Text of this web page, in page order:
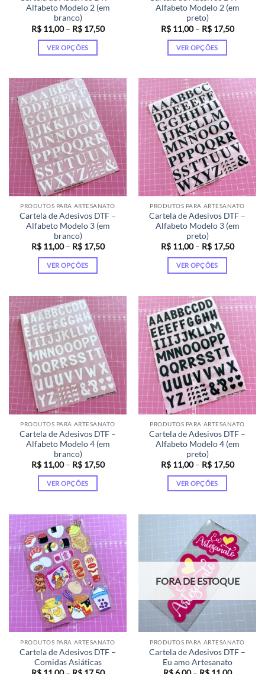
produto
produto
Alfabeto Modelo 2 (em
branco)
R$11,00 – R$17,50Faixa
VER OPÇÕES
tem
várias
variantes.
As
opções
podem
ser
escolhidas
na
página
do
produto
Alfabeto Modelo 2 (em
preto)
R$11,00 – R$17,50Faixa
VER OPÇÕES
tem
várias
variantes.
As
opções
podem
ser
escolhidas
na
página
do
produto
PRODUTOS PARA ARTESANATO
Cartela de Adesivos DTF –
Alfabeto Modelo 3 (em
branco)
R$11,00 – R$17,50Faixa
VER OPÇÕES
tem
várias
variantes.
As
opções
podem
ser
escolhidas
na
página
do
produto
PRODUTOS PARA ARTESANATO
Cartela de Adesivos DTF –
Alfabeto Modelo 3 (em
preto)
R$11,00 – R$17,50Faixa
VER OPÇÕES
tem
várias
variantes.
As
opções
podem
ser
escolhidas
na
página
do
produto
PRODUTOS PARA ARTESANATO
Cartela de Adesivos DTF –
Alfabeto Modelo 4 (em
branco)
R$11,00 – R$17,50Faixa
VER OPÇÕES
tem
várias
variantes.
As
opções
podem
ser
escolhidas
na
página
do
produto
PRODUTOS PARA ARTESANATO
Cartela de Adesivos DTF –
Alfabeto Modelo 4 (em
preto)
R$11,00 – R$17,50Faixa
VER OPÇÕES
tem
várias
variantes.
As
opções
podem
ser
escolhidas
na
página
do
produto
PRODUTOS PARA ARTESANATO
Cartela de Adesivos DTF –
Comidas Asiáticas
FORA DE ESTOQUE
PRODUTOS PARA ARTESANATO
Cartela de Adesivos DTF –
Eu amo Artesanato